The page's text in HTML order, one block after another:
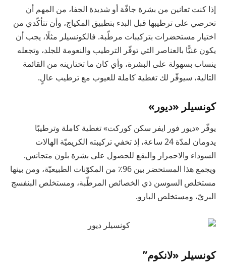
إذا كنت تعانين من بشرة جافّة أو شديدة الجفا، من المهم أن
تحرصي على ترطيبها قبل البدء بتطبيق المكياج، وأن تتأكّدي من
اختيار مستحضرات بتركيبات مرطّبة. فالكونسيلر مثلًا، يجب أن
يكون غنيًّا بالعناصر التي توفّر الترطيب والنعومة للجلد، وتجعله
ينساب بسهولة على البشرة، وأي كان ما تختارينه من القائمة
التالية، سيوفّر لك تغطية كاملة للعيوب مع ترطيب عالٍ.
كونسيلر «ديور»
يوفّر «ديور فور ايفر سكن كوركت» تغطية كاملة وترطيبًا
يدومان لمدّة 24 ساعة، إذ تخفي تركيبته الكريميّة الهالات
السوداء والاحمرار والبقع للحصول على بشرة بلون متجانس.
ويجمع هذا المستحضر بين 96٪ من المكوّنات الطبيعيّة، ومن بينها
مستخلص السوسن ذي الخصائص المرطّبة، ومستخلص البنفسج
البريّ، ومستخلص البارو.
كونسيلر «لانكوم”